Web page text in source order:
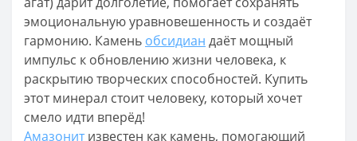
эмоциональную уравновешенность и создаёт
гармонию. Камень обсидиан даёт мощный
импульс к обновлению жизни человека, к
раскрытию творческих способностей. Купить
этот минерал стоит человеку, который хочет
смело идти вперёд!
Амазонитизвестен как камень, помогающий